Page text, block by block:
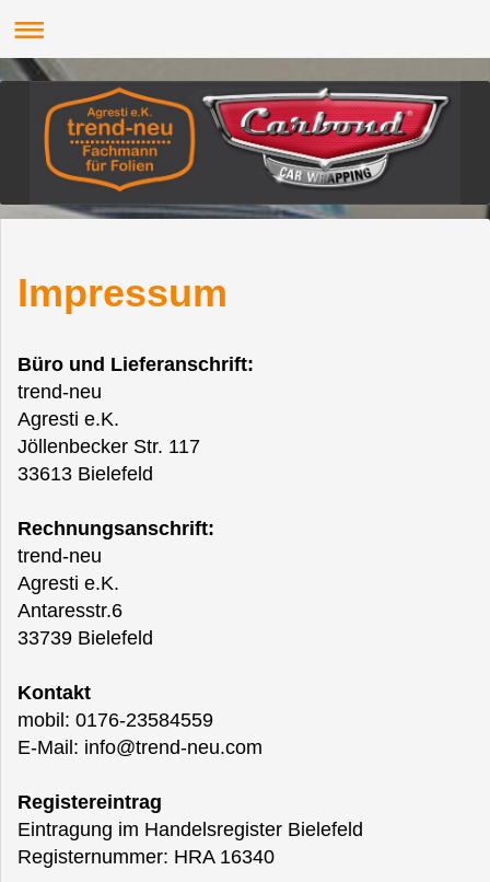
Impressum
Büro und Lieferanschrift:
trend-neu
Agresti e.K.
Jöllenbecker Str. 117
33613 Bielefeld
Rechnungsanschrift:
trend-neu
Agresti e.K.
Antaresstr.6
33739 Bielefeld
Kontakt
mobil: 0176-23584559
E-Mail: info@trend-neu.com
Registereintrag
Eintragung im Handelsregister Bielefeld
Registernummer: HRA 16340